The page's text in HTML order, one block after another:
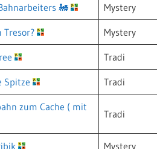
🚂 Mystery
Tresor? Mystery
Tradi
Spitze Tradi
zum Cache ( mit
Tradi
Mystery